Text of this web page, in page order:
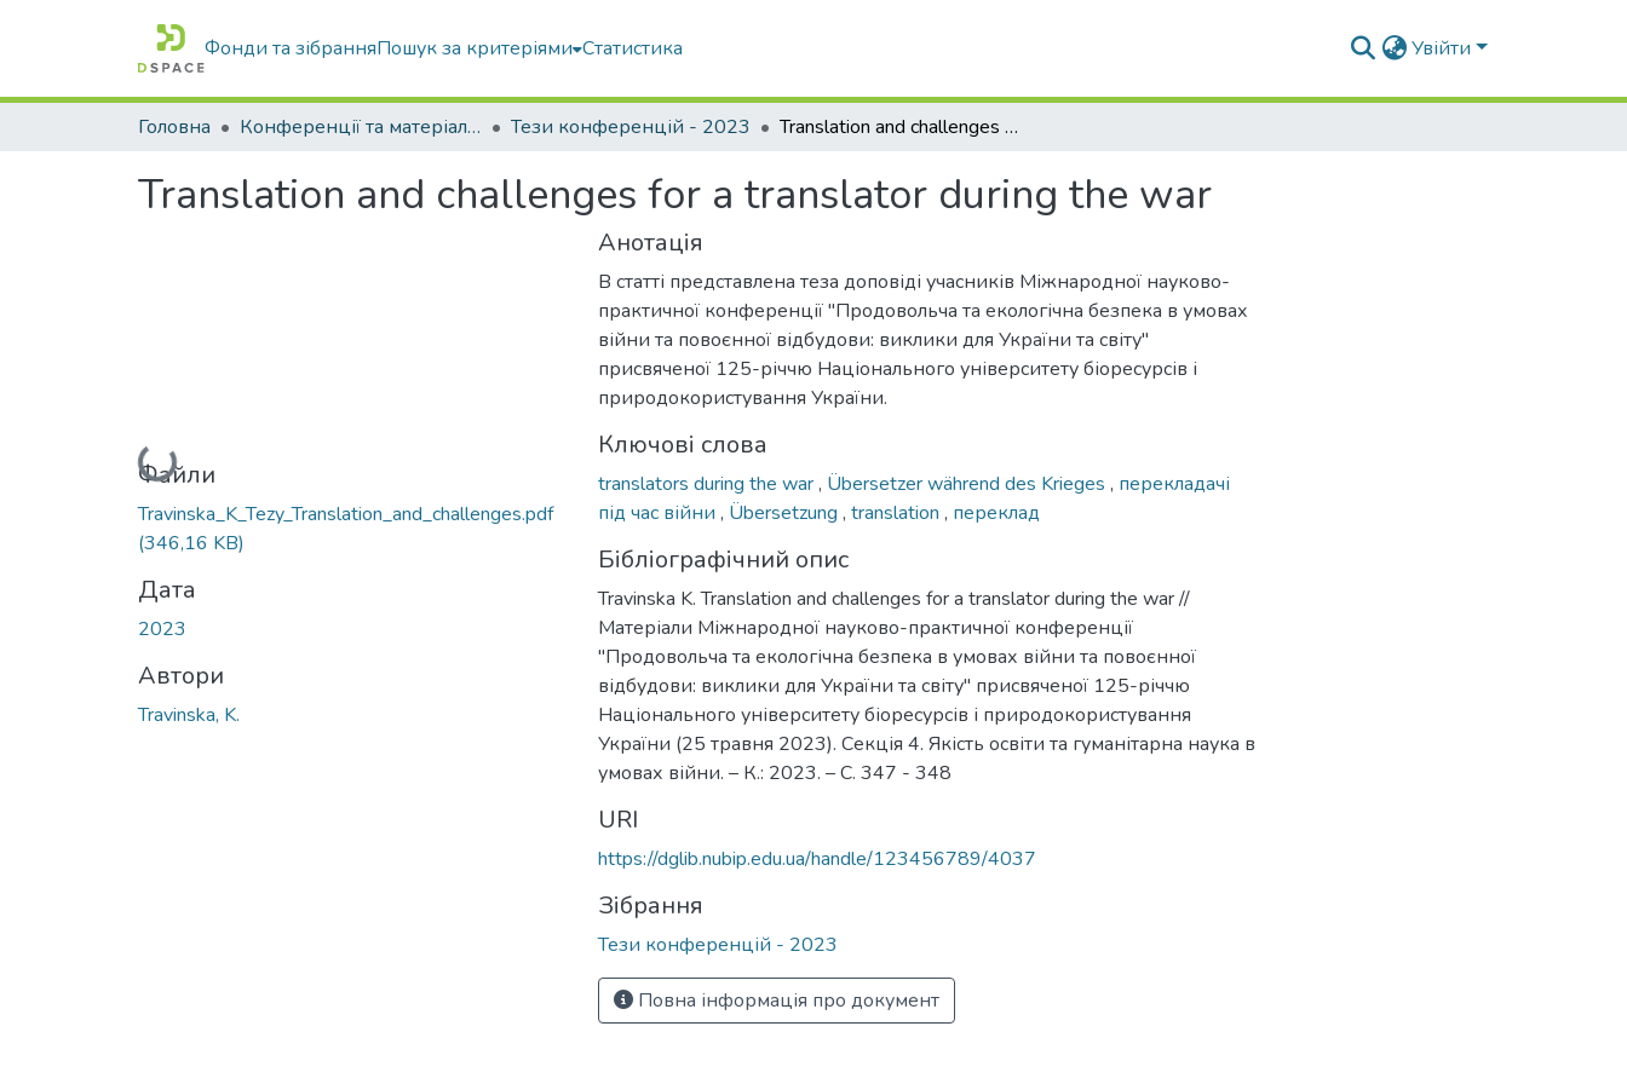
Фонди та зібранняПошук за критеріями Статистика Увійти
Головна Конференції та матеріали конференцій Тези конференцій - 2023 Translation and challenges for a translator during the war
Translation and challenges for a translator during the war
Вантажиться...
Файли
Travinska_K_Tezy_Translation_and_challenges.pdf
(346,16 KB)
Дата
2023
Автори
Travinska, K.
Анотація
В статті представлена теза доповіді учасників Міжнародної науково-
практичної конференції "Продовольча та екологічна безпека в умовах
війни та повоєнної відбудови: виклики для України та світу"
присвяченої 125-річчю Національного університету біоресурсів і
природокористування України.
Ключові слова
translators during the war, Übersetzer während des Krieges , перекладачі
під час війни , Übersetzung , translation , переклад
Бібліографічний опис
Travinska K. Translation and challenges for a translator during the war //
Матеріали Міжнародної науково-практичної конференції
"Продовольча та екологічна безпека в умовах війни та повоєнної
відбудови: виклики для України та світу" присвяченої 125-річчю
Національного університету біоресурсів і природокористування
України (25 травня 2023). Секція 4. Якість освіти та гуманітарна наука в
умовах війни. – К.: 2023. – С. 347 - 348
URI
https://dglib.nubip.edu.ua/handle/123456789/4037
Зібрання
Тези конференцій - 2023
Повна інформація про документ